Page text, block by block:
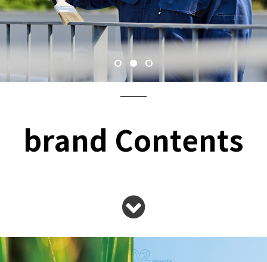
brand Contents